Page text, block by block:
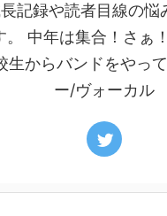
記録や読者目線の悩
。 中年は集合！さぁ
生からバンドをやっ
ー/ヴォーカル